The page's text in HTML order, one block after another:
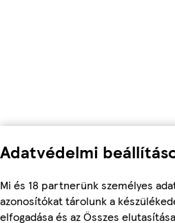
Adatvédelmi
Mi és 18 partnerünk személyes
azonosítókat tárolunk a
elfogadása és az Összes